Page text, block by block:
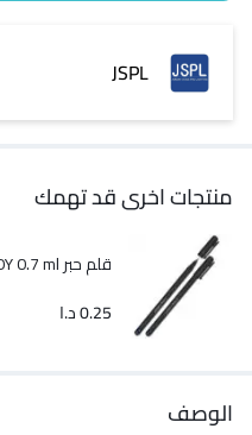
JSPL
منتجات اخرى قد تهمك
قلم حبر LEXI FASTBOY 0.7 ml
0.25د.ا
الوصف